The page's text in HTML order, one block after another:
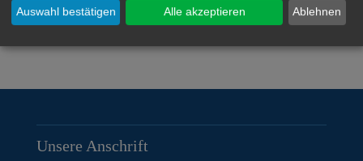
Unsere Anschrift
Ablehnen
Auswahl bestätigen Alle akzeptieren